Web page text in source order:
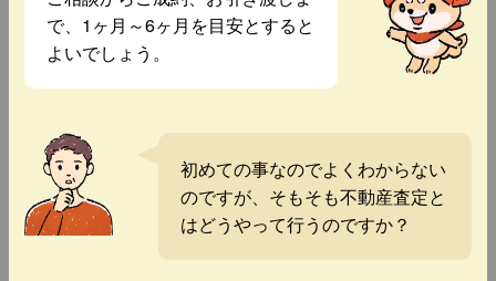
で、1ヶ月～6ヶ月を目安とすると
よいでしょう。
初めての事なのでよくわからない
のですが、そもそも不動産査定と
はどうやって行うのですか？